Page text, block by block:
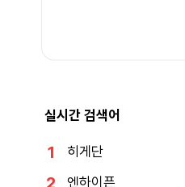
실시간 검색어
히게단
엔하이픈